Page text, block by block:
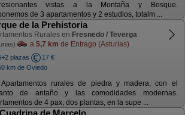
vistas a la Montaña y Bosque.
de 3 apartamentos y 2 estudios, totalm ...
de la Prehistoria
Rurales en Fresnedo / Teverga
a 5,7 km de Entrago (Asturias)
plazas
17 €
km de Oviedo
Apartamentos rurales de piedra y madera, con el
de antaño y las comodidades modernas.
de 4 pax, dos plantas, en la supe ...
de Marcelo